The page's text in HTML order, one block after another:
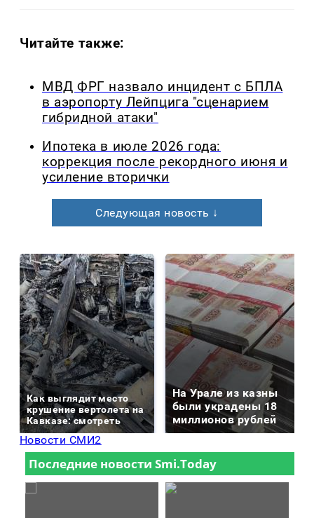
Читайте также:
МВД ФРГ назвало инцидент с БПЛА
в аэропорту Лейпцига "сценарием
гибридной атаки"
Ипотека в июле 2026 года:
коррекция после рекордного июня и
усиление вторички
Следующая новость ↓
Как выглядит место
крушение вертолета на
Кавказе: смотреть
На Урале из казны
были украдены 18
миллионов рублей
Новости СМИ2